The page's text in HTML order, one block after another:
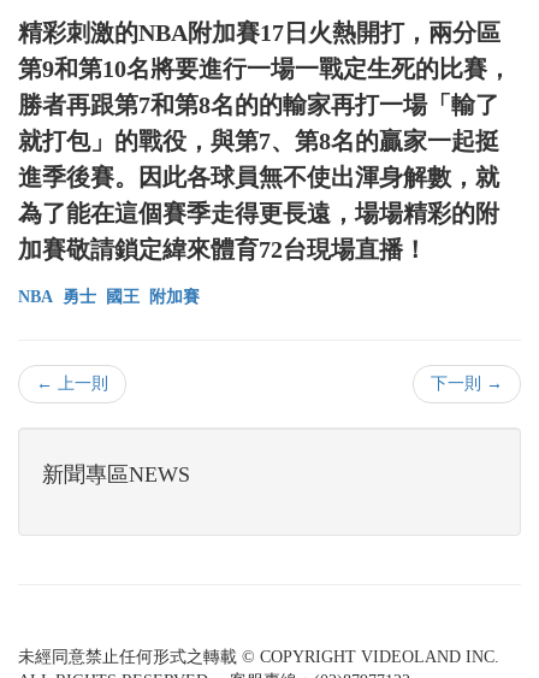
精彩刺激的NBA附加賽17日火熱開打，兩分區
第9和第10名將要進行一場一戰定生死的比賽，
勝者再跟第7和第8名的的輸家再打一場「輸了
就打包」的戰役，與第7、第8名的贏家一起挺
進季後賽。因此各球員無不使出渾身解數，就
為了能在這個賽季走得更長遠，場場精彩的附
加賽敬請鎖定緯來體育72台現場直播！
NBA 勇士 國王 附加賽
← 上一則 下一則 →
新聞專區NEWS
未經同意禁止任何形式之轉載 © COPYRIGHT VIDEOLAND INC.